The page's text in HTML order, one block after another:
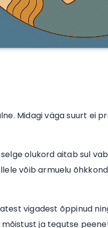
Midagi väga suurt ei
olukord aitab sul
võib armuelu
vigadest õppinud
ja tegutse